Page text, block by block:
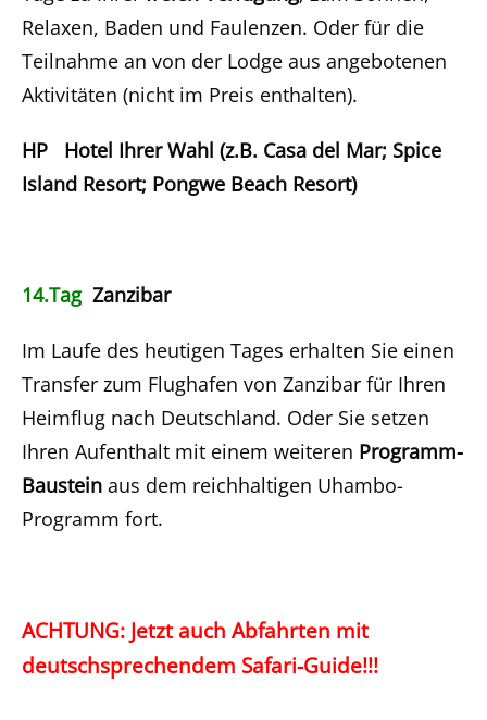
Relaxen, Baden und Faulenzen. Oder für die
Teilnahme an von der Lodge aus angebotenen
Aktivitäten (nicht im Preis enthalten).
HP Hotel Ihrer Wahl (z.B. Casa del Mar; Spice
Island Resort; Pongwe Beach Resort)
14.TagZanzibar
Im Laufe des heutigen Tages erhalten Sie einen
Transfer zum Flughafen von Zanzibar für Ihren
Heimflug nach Deutschland. Oder Sie setzen
Ihren Aufenthalt mit einem weiteren Programm-
Baustein aus dem reichhaltigen Uhambo-
Programm fort.
ACHTUNG: Jetzt auch Abfahrten mit
deutschsprechendem Safari-Guide!!!